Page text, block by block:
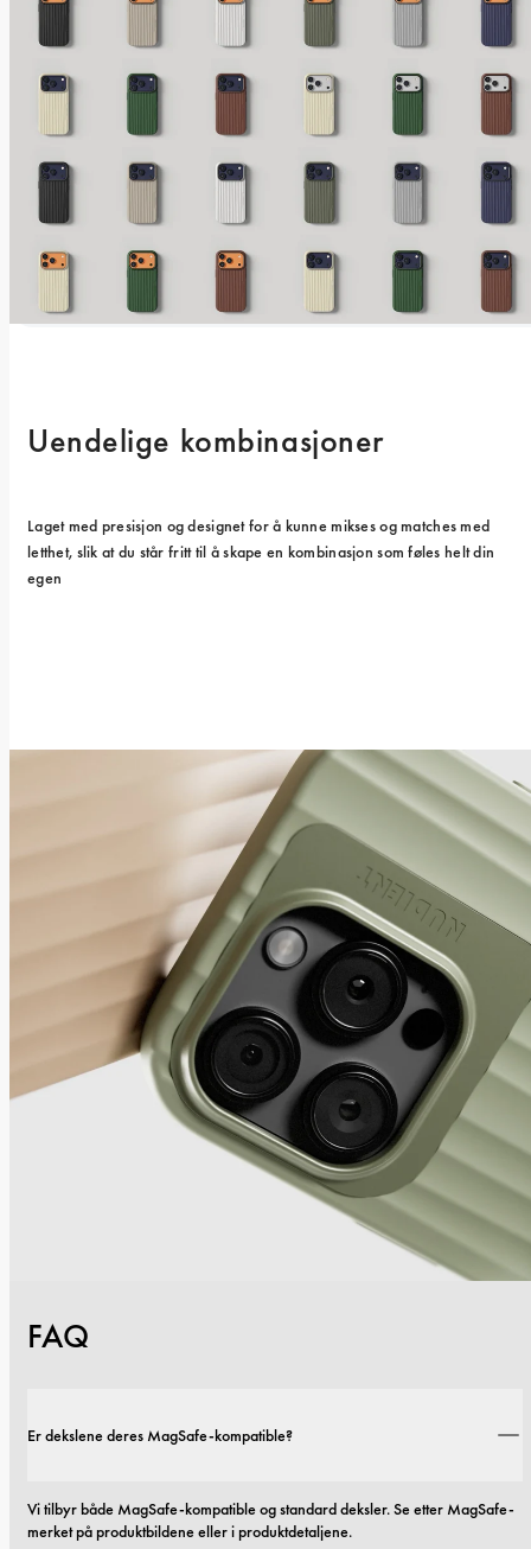
Uendelige kombinasjoner
Laget med presisjon og designet for å kunne mikses og matches med
letthet, slik at du står fritt til å skape en kombinasjon som føles helt din
egen
FAQ
Er dekslene deres MagSafe-kompatible?
Vi tilbyr både MagSafe-kompatible og standard deksler. Se etter MagSafe-
merket på produktbildene eller i produktdetaljene.